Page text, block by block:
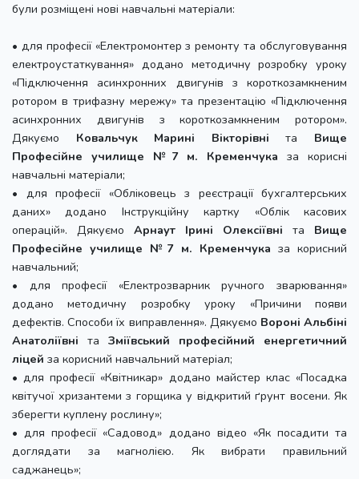
були розміщені нові навчальні матеріали:
• для професії «Електромонтер з ремонту та обслуговування
електроустаткування» додано методичну розробку уроку
«Підключення асинхронних двигунів з короткозамкненим
ротором в трифазну мережу» та презентацію «Підключення
асинхронних двигунів з короткозамкненим ротором».
Дякуємо Ковальчук Марині Вікторівні та Вище
Професійне училище №7 м. Кременчука за корисні
навчальні матеріали;
• для професії «Обліковець з реєстрації бухгалтерських
даних» додано Інструкційну картку «Облік касових
операцій». Дякуємо Арнаут Ірині Олексіївні та Вище
Професійне училище №7 м. Кременчука за корисний
навчальний;
• для професії «Електрозварник ручного зварювання»
додано методичну розробку уроку «Причини появи
дефектів. Способи їх виправлення». Дякуємо Вороні Альбіні
Анатоліївні та Зміївський професійний енергетичний
ліцей за корисний навчальний матеріал;
• для професії «Квітникар» додано майстер клас «Посадка
квітучої хризантеми з горщика у відкритий ґрунт восени. Як
зберегти куплену рослину»;
• для професії «Садовод» додано відео «Як посадити та
доглядати за магнолією. Як вибрати правильний
саджанець»;